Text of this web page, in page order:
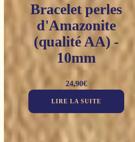
Bracelet perles
d'Amazonite
(qualité AA) -
10mm
24,90€
LIRE LA SUITE